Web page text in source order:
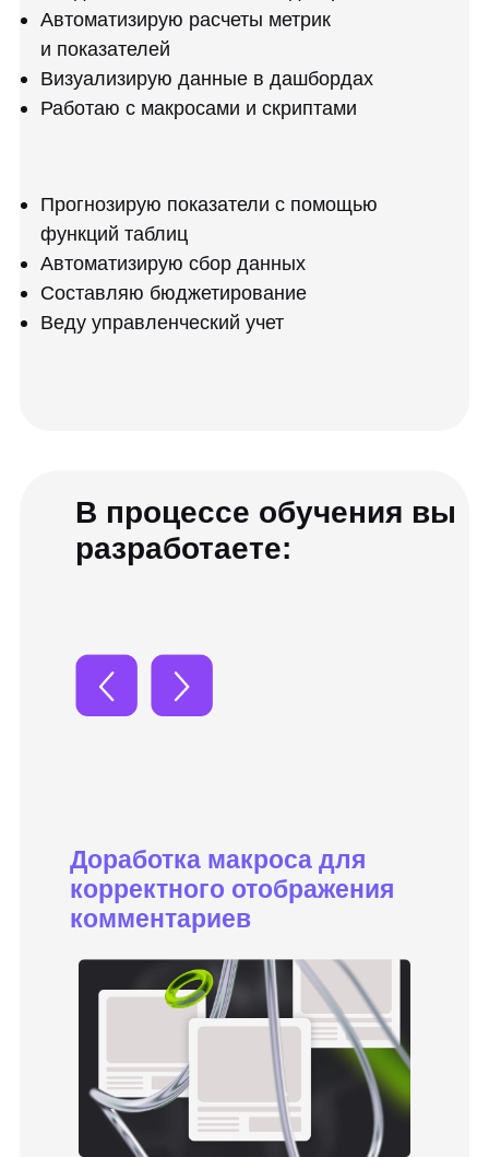
В процессе обучения вы
разработаете:
Бесплатная консультация
со специалистом
Поможем за 10 минут разобраться
в программе, дадим советы и сразу
ответим на вопросы
Получить консультацию
3.831 человек предпочли звонок чтению
страницы